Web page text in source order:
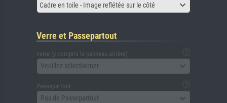
Cadre en toile - Image reflétée sur le côté
Verre et Passepartout
verre (y compris le panneau arrière)
Veuillez sélectionner
Passepartout
Pas de Passepartout